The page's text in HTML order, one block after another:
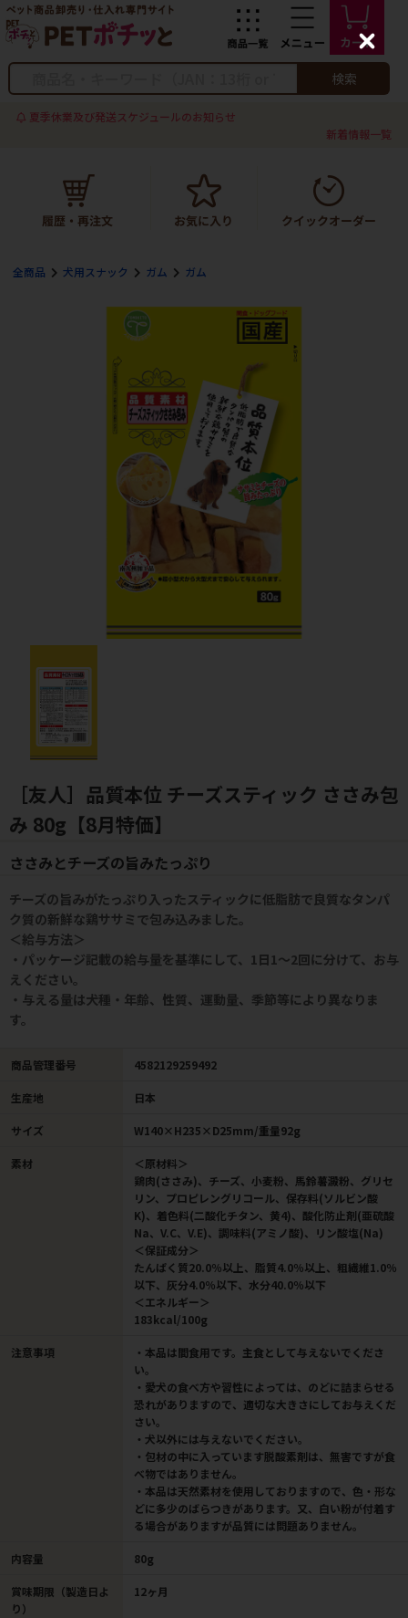
検索
夏季休業及び発送スケジュールのお知らせ
新着情報一覧
全商品 犬用スナック ガム ガム
［友人］品質本位 チーズスティック ささみ包
み 80g【8月特価】
ささみとチーズの旨みたっぷり
チーズの旨みがたっぷり入ったスティックに低脂肪で良質なタンパ
ク質の新鮮な鶏ササミで包み込みました。
＜給与方法＞
・パッケージ記載の給与量を基準にして、1日1～2回に分けて、お与
えください。
・与える量は犬種・年齢、性質、運動量、季節等により異なりま
す。
商品管理番号 4582129259492
生産地 日本
サイズ W140×H235×D25mm/重量92g
素材
＜原材料＞
鶏肉(ささみ)、チーズ、小麦粉、馬鈴薯澱粉、グリセ
リン、プロピレングリコール、保存料(ソルビン酸
K)、着色料(二酸化チタン、黄4)、酸化防止剤(亜硫酸
Na、V.C、V.E)、調味料(アミノ酸)、リン酸塩(Na)
＜保証成分＞
たんぱく質20.0％以上、脂質4.0％以上、粗繊維1.0％
以下、灰分4.0％以下、水分40.0％以下
＜エネルギー＞
183kcal/100g
注意事項
・本品は間食用です。主食として与えないでくださ
い。
・愛犬の食べ方や習性によっては、のどに詰まらせる
恐れがありますので、適切な大きさにしてお与えくだ
さい。
・犬以外には与えないでください。
・包材の中に入っています脱酸素剤は、無害ですが食
べ物ではありません。
・本品は天然素材を使用しておりますので、色・形な
どに多少のばらつきがあります。又、白い粉が付着す
る場合がありますが品質には問題ありません。
内容量 80g
賞味期限（製造日よ
り）
12ヶ月
C
l
s